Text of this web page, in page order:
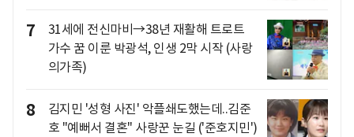
7
31세에 전신마비→38년 재활해 트로트
가수 꿈 이룬 박광석, 인생 2막 시작 (사랑
의가족)
8
김지민 '성형 사진' 악플쇄도했는데..김준
호 "예뻐서 결혼" 사랑꾼 눈길 ('준호지민')